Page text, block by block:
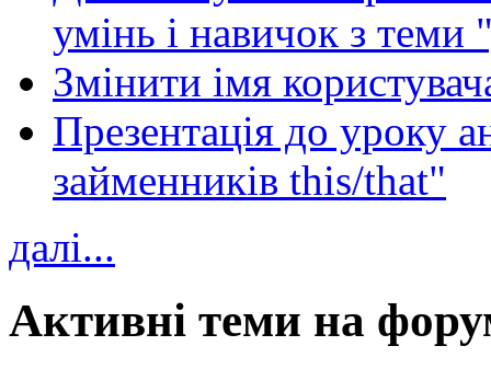
умінь і навичок з теми
Змінити імя
Презентація до уроку
займенників this/that"
далі...
Активні теми на